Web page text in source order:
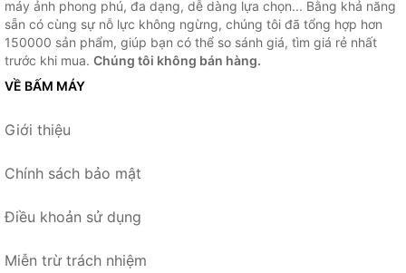
máy ảnh phong phú, đa dạng, dễ dàng lựa chọn... Bằng khả năng
sẵn có cùng sự nỗ lực không ngừng, chúng tôi đã tổng hợp hơn
150000 sản phẩm, giúp bạn có thể so sánh giá, tìm giá rẻ nhất
trước khi mua. Chúng tôi không bán hàng.
VỀ BẤM MÁY
Giới thiệu
Chính sách bảo mật
Điều khoản sử dụng
Miễn trừ trách nhiệm